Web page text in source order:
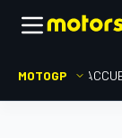
MOTOGP